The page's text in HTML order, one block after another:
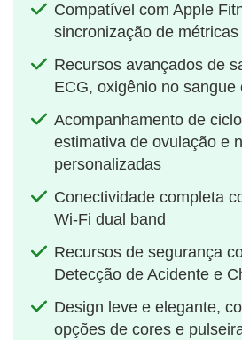
Compatível com Apple
sincronização de métricas
Recursos avançados de
ECG, oxigênio no sangue
Acompanhamento de
estimativa de ovulação e
personalizadas
Conectividade completa
Wi-Fi dual band
Recursos de segurança
Detecção de Acidente e
Design leve e elegante,
opções de cores e